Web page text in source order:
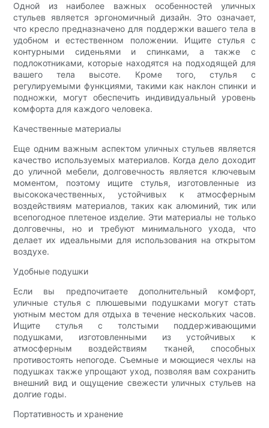
Одной из наиболее важных особенностей уличных
стульев является эргономичный дизайн. Это означает,
что кресло предназначено для поддержки вашего тела в
удобном и естественном положении. Ищите стулья с
контурными сиденьями и спинками, а также с
подлокотниками, которые находятся на подходящей для
вашего тела высоте. Кроме того, стулья с
регулируемыми функциями, такими как наклон спинки и
подножки, могут обеспечить индивидуальный уровень
комфорта для каждого человека.
Качественные материалы
Еще одним важным аспектом уличных стульев является
качество используемых материалов. Когда дело доходит
до уличной мебели, долговечность является ключевым
моментом, поэтому ищите стулья, изготовленные из
высококачественных, устойчивых к атмосферным
воздействиям материалов, таких как алюминий, тик или
всепогодное плетеное изделие. Эти материалы не только
долговечны, но и требуют минимального ухода, что
делает их идеальными для использования на открытом
воздухе.
Удобные подушки
Если вы предпочитаете дополнительный комфорт,
уличные стулья с плюшевыми подушками могут стать
уютным местом для отдыха в течение нескольких часов.
Ищите стулья с толстыми поддерживающими
подушками, изготовленными из устойчивых к
атмосферным воздействиям тканей, способных
противостоять непогоде. Съемные и моющиеся чехлы на
подушках также упрощают уход, позволяя вам сохранить
внешний вид и ощущение свежести уличных стульев на
долгие годы.
Портативность и хранение